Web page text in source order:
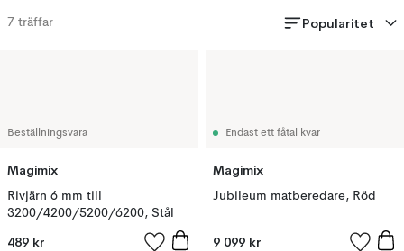
7 träffar Popularitet
Beställningsvara
Magimix
Rivjärn 6 mm till
3200/4200/5200/6200, Stål
489 kr
Endast ett fåtal kvar
Magimix
Jubileum matberedare, Röd
9 099 kr